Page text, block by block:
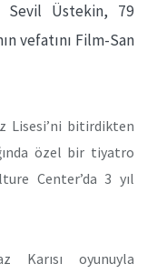
Sevil Üstekin, 79
vefatını Film-San
Lisesi’ni bitirdikten
özel bir tiyatro
Center’da 3 yıl
Karısı oyunuyla